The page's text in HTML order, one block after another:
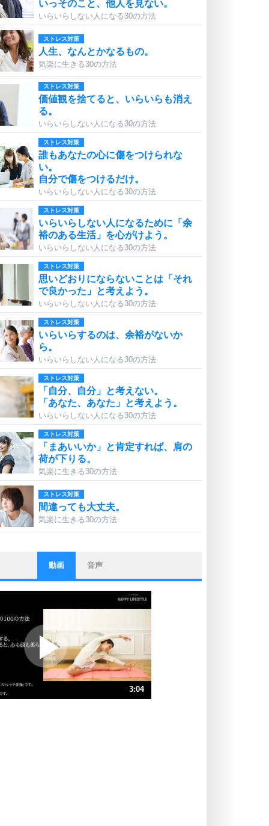
いっそのこと、他人を見ない。
いらいらしない人になる30の方法
ストレス対策
人生、なんとかなるもの。
気楽に生きる30の方法
ストレス対策
価値観を捨てると、いらいらも消え
る。
いらいらしない人になる30の方法
ストレス対策
誰もあなたの心に傷をつけられな
い。
自分で傷をつけるだけ。
いらいらしない人になる30の方法
ストレス対策
いらいらしない人になるために「余
裕のある生活」を心がけよう。
いらいらしない人になる30の方法
ストレス対策
思いどおりにならないことは「それ
で良かった」と考えよう。
いらいらしない人になる30の方法
ストレス対策
いらいらするのは、余裕がないか
ら。
いらいらしない人になる30の方法
ストレス対策
「自分、自分」と考えない。
「あなた、あなた」と考えよう。
いらいらしない人になる30の方法
ストレス対策
「まあいいか」と肯定すれば、肩の
荷が下りる。
気楽に生きる30の方法
ストレス対策
間違っても大丈夫。
気楽に生きる30の方法
ストレス対策
他人と比べない。
いっそのこと、他人を見ない。
ポジティブになれない原因は、行動
しないから。
ポジティブ思考になる30の方法
ストレス対策
動画 音声
3:04